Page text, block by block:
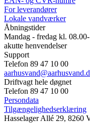
For leverandører
Lokale vandværker
Åbningstider
Mandag - fredag kl.
akutte henvendelser
Support
Telefon 89 47 10 00
Driftvagt hele døgnet
Telefon 89 47 10 00
Persondata
Tilgængelighedserklæring
Hasselager Allé 29, 8260